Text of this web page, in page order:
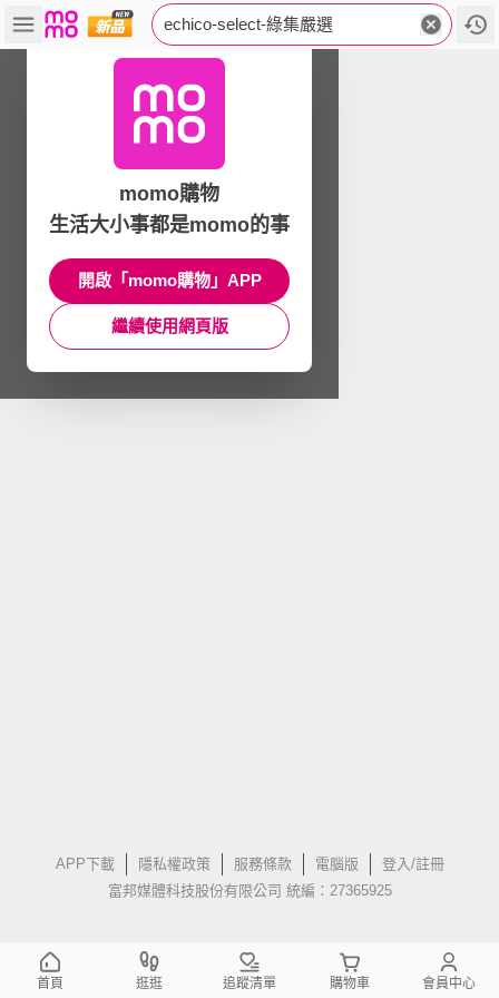
echico-select-綠集嚴選
APP下載 隱私權政策 服務條款 電腦版
登入/註冊
富邦媒體科技股份有限公司 統編：27365925
momo購物
生活大小事都是momo的事
開啟「momo購物」APP
繼續使用網頁版
首頁 逛逛 追蹤清單 購物車 會員中心